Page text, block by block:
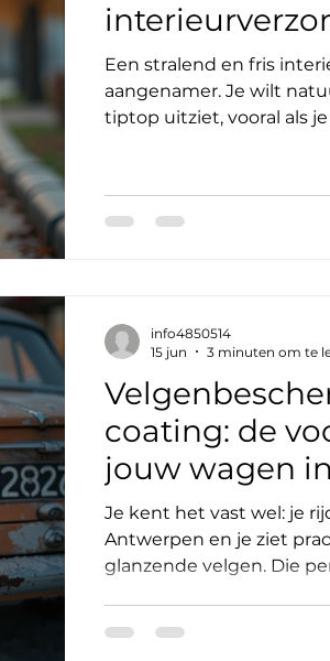
Een stralend en fris
aangenamer. Je wilt
tiptop uitziet, vooral als
interieurverzorging auto.
schoon, fris en als nieuw.
e
coating: de
jouw wagen
Je kent het vast wel: je
Antwerpen en je ziet
glanzende velgen. Die
waarom dit zo’n slimme
info4850514
15 jun
3 minuten om te